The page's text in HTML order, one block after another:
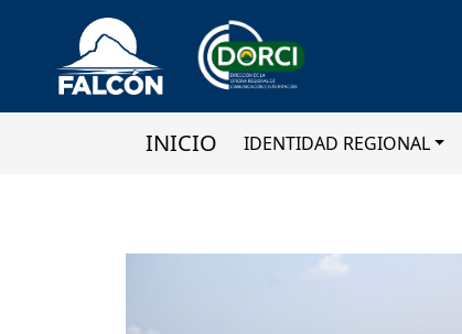
INICIO IDENTIDAD REGIONAL